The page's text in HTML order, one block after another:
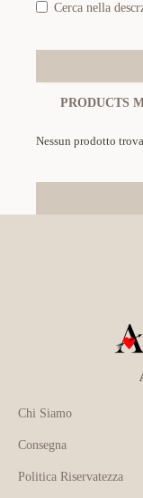
Cerca nella
PRODUCTS
Nessun prodotto
Chi Siamo
Consegna
Politica Riservatezza